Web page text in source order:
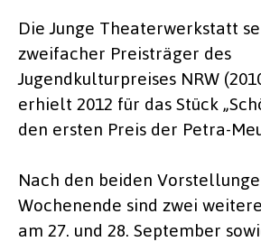
Die Junge Theaterwerkstatt
zweifacher Preisträger des
Jugendkulturpreises NRW
erhielt 2012 für das Stück
den ersten Preis der Petra-
Nach den beiden
Wochenende sind zwei
am 27. und 28. September